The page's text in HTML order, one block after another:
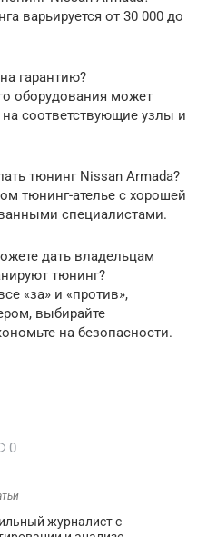
варьируется от 30 000 до
гарантию?
оборудования может
на соответствующие узлы и
тюнинг Nissan Armada?
тюнинг-ателье с хорошей
специалистами.
дать владельцам
тюнинг?
«за» и «против»,
выбирайте
на безопасности.
0
журналист с